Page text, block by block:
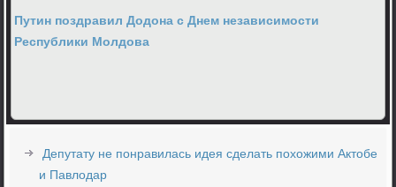
Путин поздравил Додона с Днем независимости
Республики Молдова
Депутату не понравилась идея сделать похожими Актобе
и Павлодар